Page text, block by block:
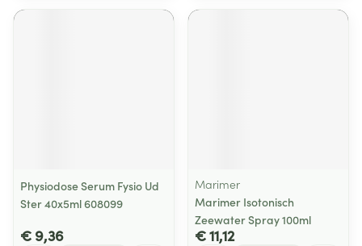
Physiodose Serum Fysio Ud
Ster 40x5ml 608099
€ 9,36
Marimer
Marimer Isotonisch
Zeewater Spray 100ml
€ 11,12